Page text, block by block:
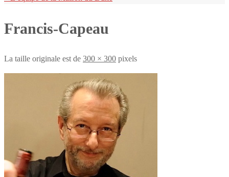
Francis-Capeau
La taille originale est de 300 × 300 pixels